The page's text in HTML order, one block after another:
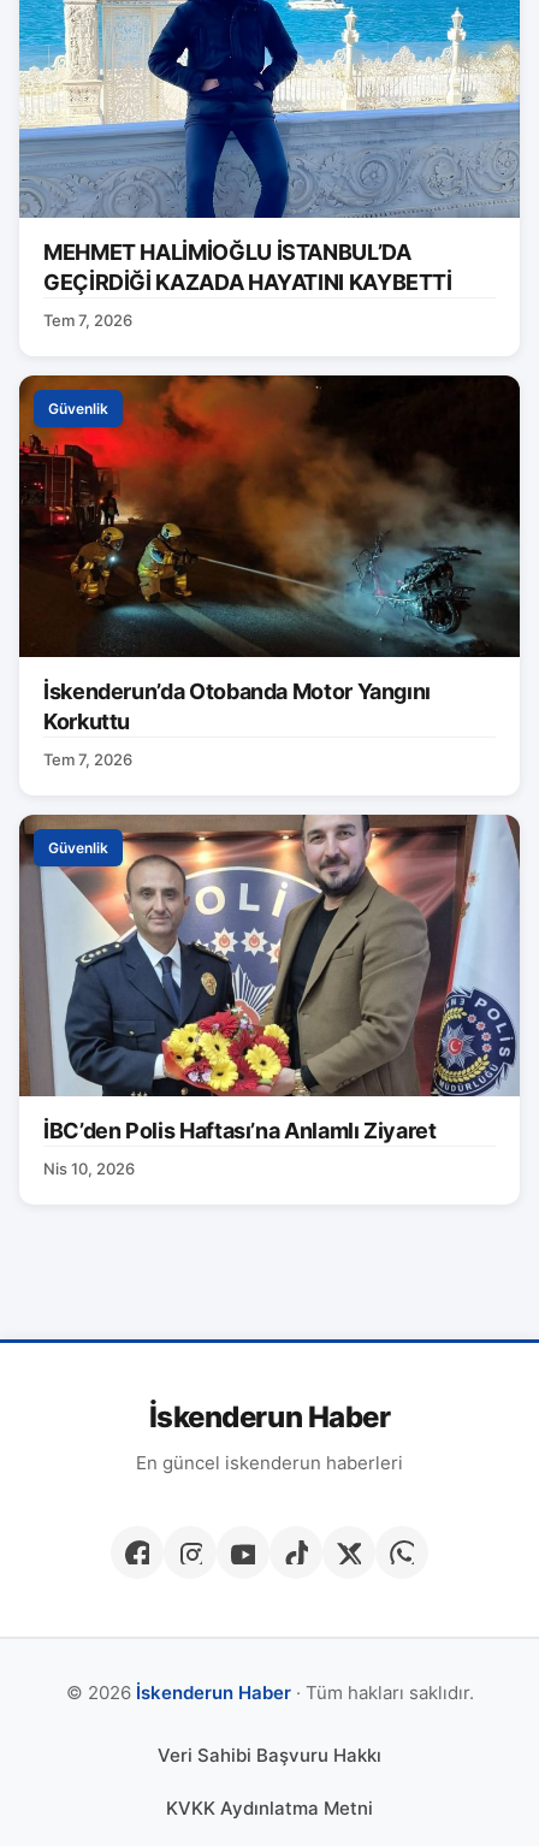
MEHMET HALİMİOĞLU İSTANBUL’DA
GEÇİRDİĞİ KAZADA HAYATINI KAYBETTİ
Tem 7, 2026
Güvenlik
İskenderun’da Otobanda Motor Yangını
Korkuttu
Tem 7, 2026
Güvenlik
İBC’den Polis Haftası’na Anlamlı Ziyaret
Nis 10, 2026
İskenderun Haber
En güncel iskenderun haberleri
© 2026 İskenderun Haber· Tüm hakları saklıdır.
Veri Sahibi Başvuru Hakkı
KVKK Aydınlatma Metni